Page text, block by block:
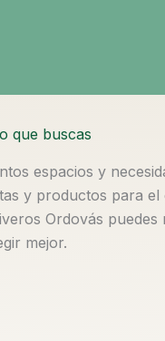
que buscas
espacios y
y productos para el
Ordovás
mejor.